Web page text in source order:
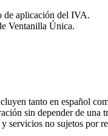
de aplicación del IVA.
Ventanilla Única.
tanto en español
sin depender de una
servicios no sujetos por